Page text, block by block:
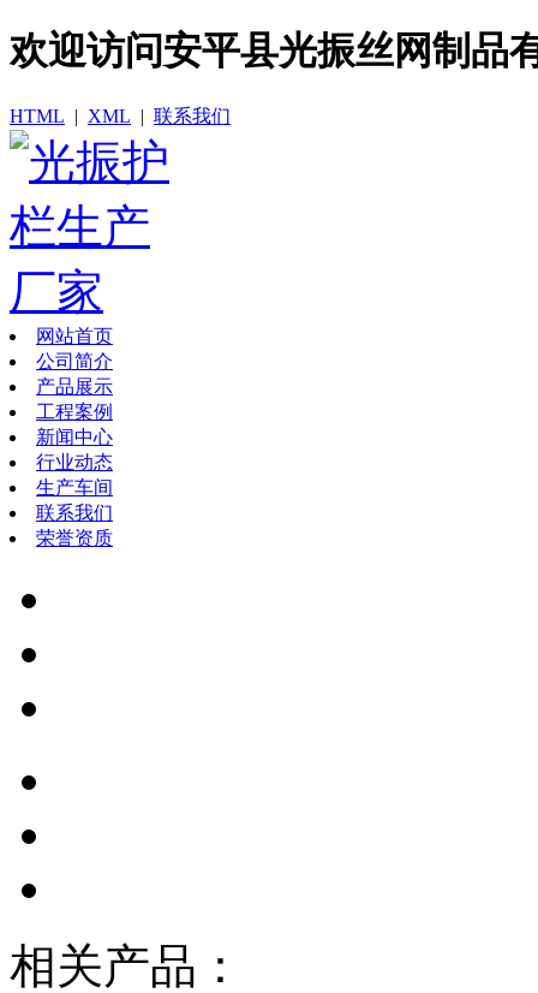
欢迎访问​安平县光振丝网制品
HTML | XML | 联系我们
网站首页
公司简介
产品展示
工程案例
新闻中心
行业动态
生产车间
联系我们
荣誉资质
相关产品：